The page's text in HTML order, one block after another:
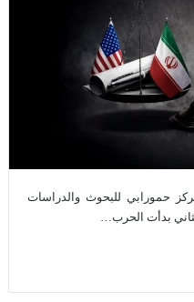
حمورابي للبحوث والدراسات
بدأت الحرب…